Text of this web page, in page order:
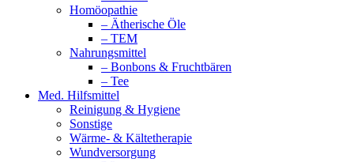
Homöopathie
– Ätherische Öle
– TEM
Nahrungsmittel
– Bonbons & Fruchtbären
– Tee
Med. Hilfsmittel
Reinigung & Hygiene
Sonstige
Wärme- & Kältetherapie
Wundversorgung